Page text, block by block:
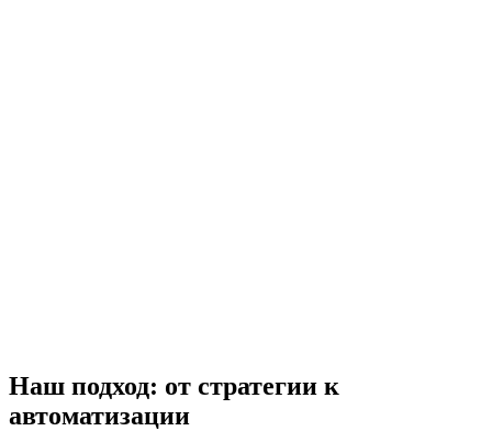
Наш подход: от стратегии к
автоматизации